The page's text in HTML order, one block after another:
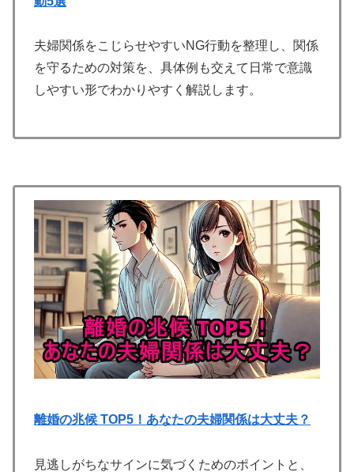
夫婦関係をこじらせやすいNG行動を整理し、関係
を守るための対策を、具体例も交えて日常で意識
しやすい形でわかりやすく解説します。
離婚の兆候 TOP5！あなたの夫婦関係は大丈夫？
見逃しがちなサインに気づくためのポイントと、